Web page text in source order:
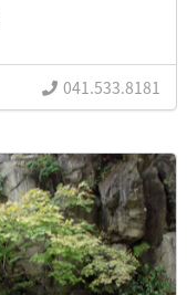
041.533.8181